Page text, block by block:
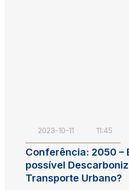
2023-10-11 11:45
Conferência: 2050 –
possível
Transporte Urbano?